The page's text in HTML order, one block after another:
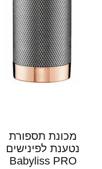
מכונת תספורת
נטענת לפינישים
Babyliss PRO